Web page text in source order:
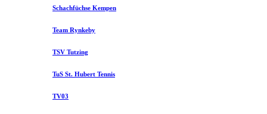
Schachfüchse Kempen
Team Rynkeby
TSV Tutzing
TuS St. Hubert Tennis
TV03